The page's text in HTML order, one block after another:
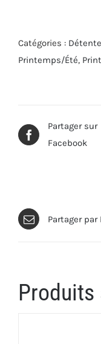
Catégories :
Printemps/Été,
Partager sur
Facebook
Partager par